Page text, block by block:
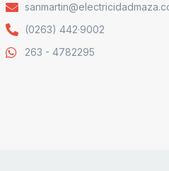
(0263) 442·9002
263 - 4782295